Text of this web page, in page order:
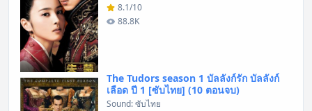
8.1/10
88.8K
The Tudors season 1 บัลลังก์รัก บัลลังก์
เลือด ปี 1 [ซับไทย] (10 ตอนจบ)
Sound: ซับไทย